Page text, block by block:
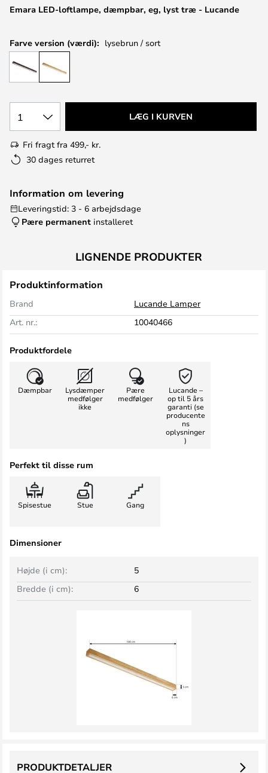
Emara LED-loftlampe, dæmpbar, eg, lyst træ - Lucande
Farve version (værdi): lysebrun / sort
1 LÆG I KURVEN
Fri fragt fra 499,- kr.
30 dages returret
Information om levering
Leveringstid: 3 - 6 arbejdsdage
Pære permanent installeret
LIGNENDE PRODUKTER
Produktinformation
Brand
Lucande Lamper
Art. nr.:
10040466
Produktfordele
Dæmpbar
Lysdæmper
medfølger
ikke
Pære
medfølger
Lucande –
op til 5 års
garanti (se
producente
ns
oplysninger
)
Perfekt til disse rum
Spisestue Stue Gang
Dimensioner
Bredde (i cm): 6
Højde (i cm): 5
PRODUKTDETALJER